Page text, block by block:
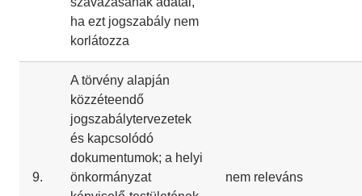
ha ezt jogszabály nem
korlátozza
9.
A törvény alapján
közzéteendő
jogszabálytervezetek
és kapcsolódó
dokumentumok; a helyi
önkormányzat
nem releváns